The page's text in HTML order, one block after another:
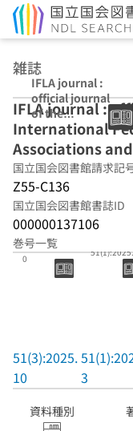
雑誌
IFLA journal :
official journal
of the
International
Federation of
Library
Associations
and Institutions
IFLA journal :
International
Associations
国立国会図書館請求記
Z55-C136
国立国会図書館書誌ID
000000137106
巻号一覧
51(3):2025.1
0
51(3):2025.
10
3
資料種別